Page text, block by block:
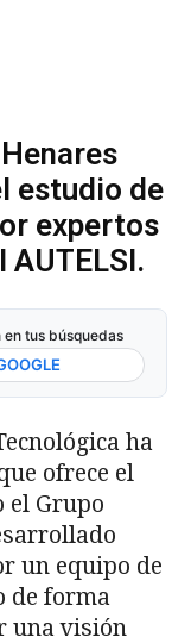
estudio de
expertos
tus búsquedas
ha
ofrece el
el Grupo
un equipo de
de forma
una visión